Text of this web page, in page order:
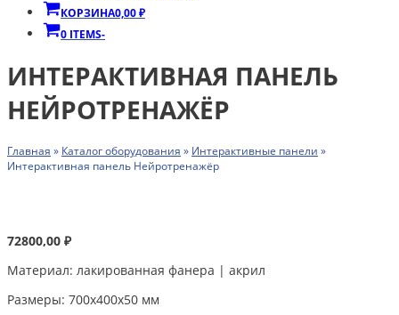
КОРЗИНА0,00₽
0 ITEMS-
ИНТЕРАКТИВНАЯ ПАНЕЛЬ
НЕЙРОТРЕНАЖЁР
Главная » Каталог оборудования » Интерактивные панели »
Интерактивная панель Нейротренажёр
72800,00 ₽
Материал: лакированная фанера | акрил
Размеры: 700х400х50 мм